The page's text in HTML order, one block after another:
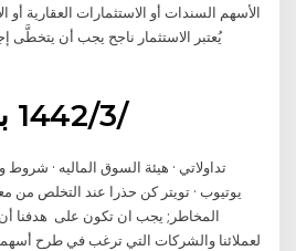
الأسهم السندات أو الاستثمارات العقارية أو
يُعتبر الاستثمار ناجح يجب أن يتخطَّى
20‏‏/3‏‏/1442 بعد الهجرة
تداولاتي · هيئة السوق الماليه · شروط
يوتيوب · تويتر كن حذرا عند التخلص من
المخاطر; يجب ان تكون على هدفنا أن
لعملائنا والشركات التي ترغب في طرح